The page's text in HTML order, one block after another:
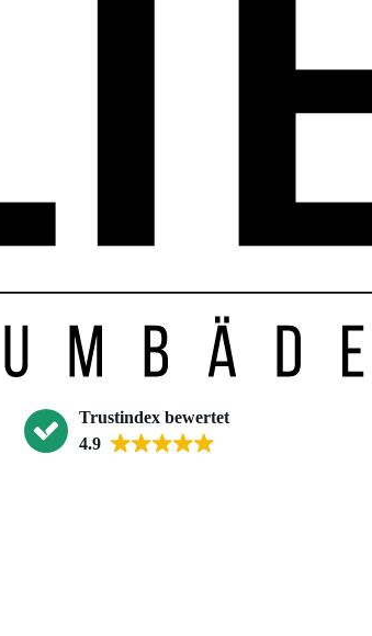
Trustindex bewertet
4.9